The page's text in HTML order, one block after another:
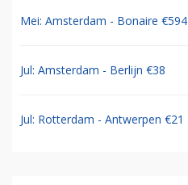
Mei: Amsterdam - Bonaire €594
Jul: Amsterdam - Berlijn €38
Jul: Rotterdam - Antwerpen €21